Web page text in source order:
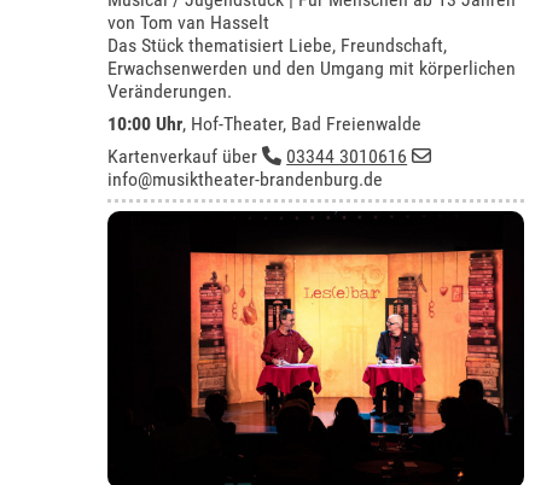
von Tom van Hasselt
Das Stück thematisiert Liebe, Freundschaft,
Erwachsenwerden und den Umgang mit körperlichen
Veränderungen.
10:00 Uhr, Hof-Theater, Bad Freienwalde
Kartenverkauf über
03344 3010616
info@musiktheater-brandenburg.de